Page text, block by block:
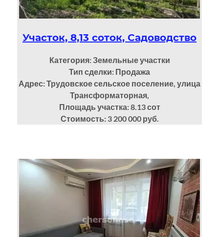
Участок, 8,13 соток, Садоводство
Категория: Земельные участки
Тип сделки: Продажа
Адрес: Трудовское сельское поселение, улица
Трансформаторная,
Площадь участка: 8.13сот
Стоимость: 3 200 000 руб.